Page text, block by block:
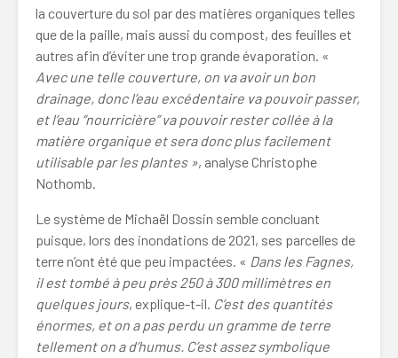
la couverture du sol par des matières organiques telles
que de la paille, mais aussi du compost, des feuilles et
autres afin d’éviter une trop grande évaporation. «
Avec une telle couverture, on va avoir un bon
drainage, donc l’eau excédentaire va pouvoir passer,
et l’eau “nourricière” va pouvoir rester collée à la
matière organique et sera donc plus facilement
utilisable par les plantes », analyse Christophe
Nothomb.
Le système de Michaël Dossin semble concluant
puisque, lors des inondations de 2021, ses parcelles de
terre n’ont été que peu impactées. « Dans les Fagnes,
il est tombé à peu près 250 à 300 millimètres en
quelques jours, explique-t-il. C’est des quantités
énormes, et on a pas perdu un gramme de terre
tellement on a d’humus. C’est assez symbolique